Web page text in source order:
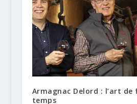
Armagnac Delord : l’art
temps